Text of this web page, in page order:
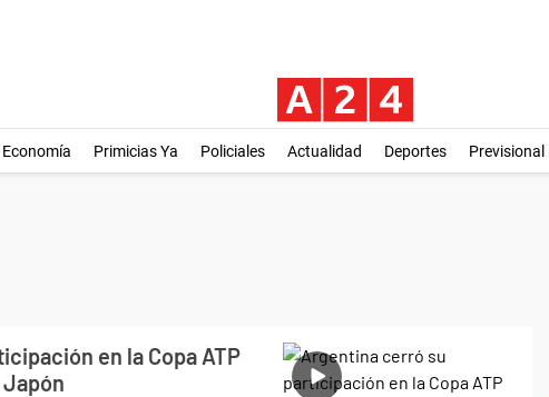
Economía Primicias Ya Policiales Actualidad Deportes Previsional
en la Copa ATP